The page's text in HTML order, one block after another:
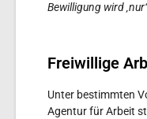
Bewilligung wird
Freiwillige
Unter bestimmten
Agentur für Arbeit